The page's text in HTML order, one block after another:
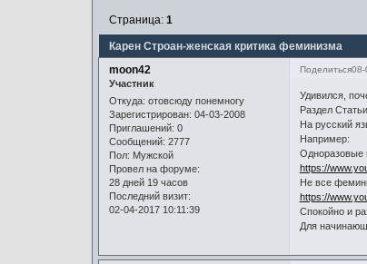
Карен Строан-женская критика феминизма
Страница: 1
Поделиться08-
moon42
Участник
Откуда: отовсюду понемногу
Зарегистрирован: 04-03-2008
Приглашений: 0
Сообщений: 2777
Пол: Мужской
Провел на форуме:
28 дней 19 часов
Последний визит:
02-04-2017 10:11:39
Удивился,
Раздел
На русский
Например:
Одноразовые
https://
Не все
https://
Спокойно и
Для